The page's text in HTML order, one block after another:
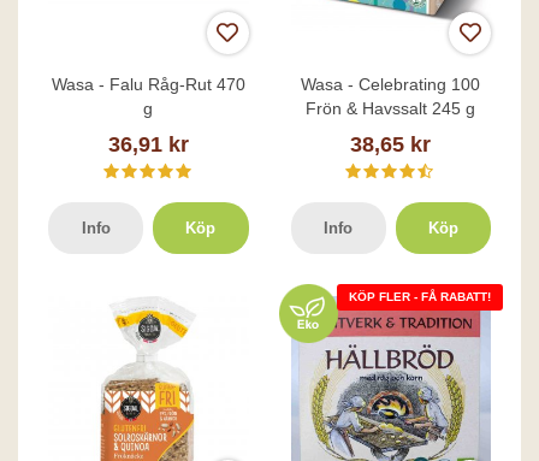
Wasa - Falu Råg-Rut 470
g
36,91 kr
Info Köp
Wasa - Celebrating 100
Frön & Havssalt 245 g
38,65 kr
Info Köp
KÖP FLER - FÅ RABATT!